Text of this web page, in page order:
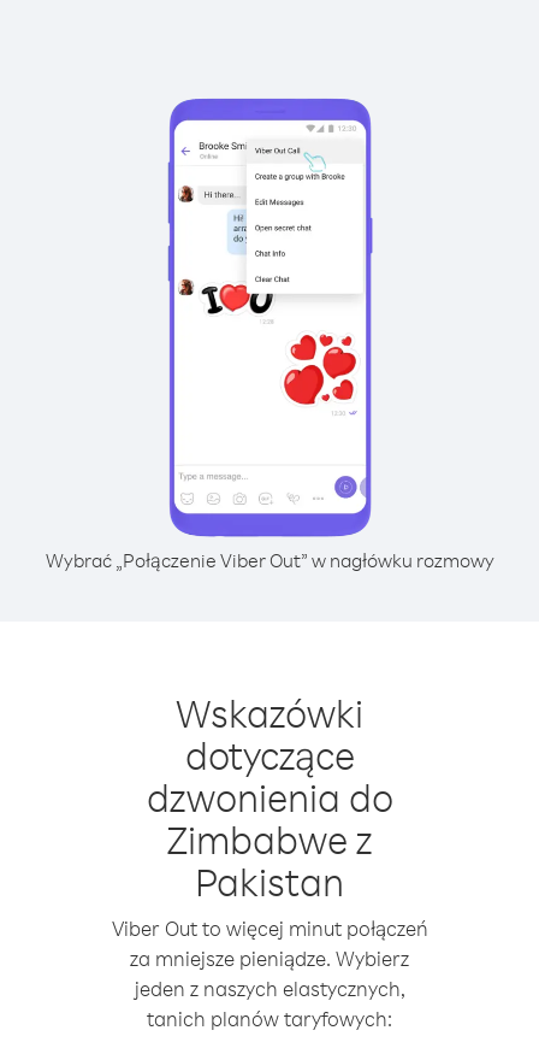
Wybrać „Połączenie Viber Out” w nagłówku rozmowy
Wskazówki
dotyczące
dzwonienia do
Zimbabwe z
Pakistan
Viber Out to więcej minut połączeń
za mniejsze pieniądze. Wybierz
jeden z naszych elastycznych,
tanich planów taryfowych: